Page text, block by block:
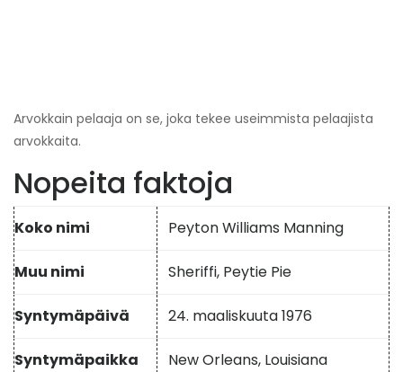
Arvokkain pelaaja on se, joka tekee useimmista pelaajista
arvokkaita.
Nopeita faktoja
Koko nimi Peyton Williams Manning
Muu nimi Sheriffi, Peytie Pie
Syntymäpäivä 24. maaliskuuta 1976
Syntymäpaikka New Orleans, Louisiana